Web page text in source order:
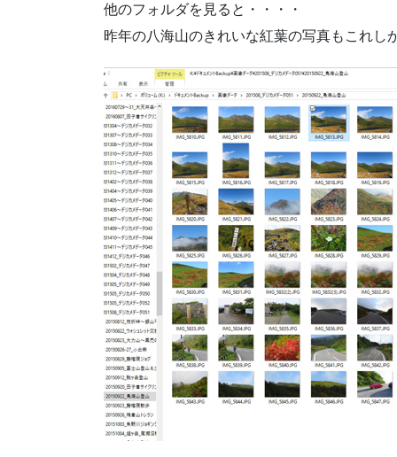
他のフォルダを見ると・・・・
昨年の八海山のきれいな紅葉の写真もこれし